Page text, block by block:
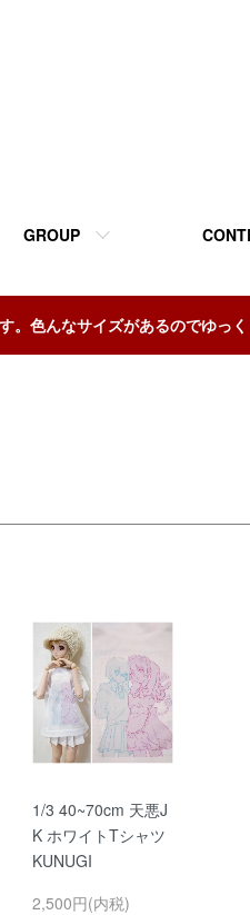
GROUP
。色んなサイズがあるのでゆっく
1/3 40~70cm 天悪J
K ホワイトTシャツ
KUNUGI
2,500円(内税)